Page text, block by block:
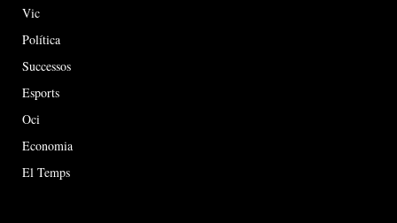
Vic
Política
Successos
Esports
Oci
Economia
El Temps